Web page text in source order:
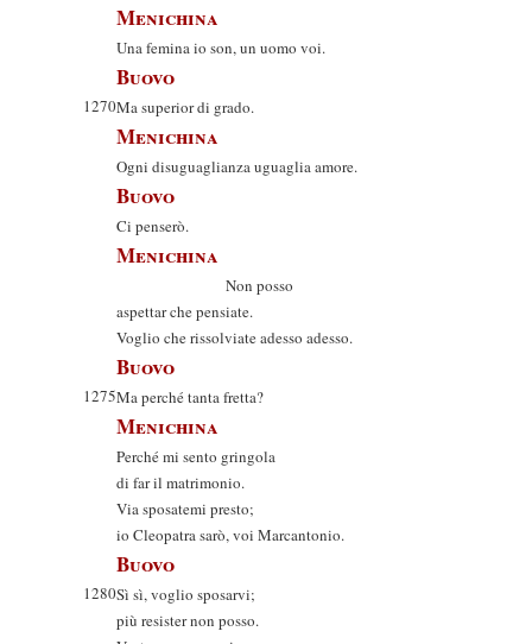
Menichina
Una femina io son, un uomo voi.
Buovo
1270Ma superior di grado.
Menichina
Ogni disuguaglianza uguaglia amore.
Buovo
Ci penserò.
Menichina
Non posso
aspettar che pensiate.
Voglio che rissolviate adesso adesso.
Buovo
1275Ma perché tanta fretta?
Menichina
Perché mi sento gringola
di far il matrimonio.
Via sposatemi presto;
io Cleopatra sarò, voi Marcantonio.
Buovo
1280Sì sì, voglio sposarvi;
più resister non posso.